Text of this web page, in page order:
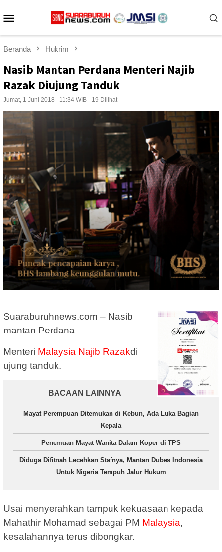
ke
Beranda Hukrim
Nasib Mantan Perdana Menteri Najib
Razak Diujung Tanduk
Jumat, 1 Juni 2018 - 11:34 WIB 19 Dilihat
Suaraburuhnews.com – Nasib
mantan Perdana
Menteri Malaysia Najib Razakdi
ujung tanduk.
BACAAN LAINNYA
Mayat Perempuan Ditemukan di Kebun, Ada Luka Bagian
Kepala
Penemuan Mayat Wanita Dalam Koper di TPS
Diduga Difitnah Lecehkan Stafnya, Mantan Dubes Indonesia
Untuk Nigeria Tempuh Jalur Hukum
Usai menyerahkan tampuk kekuasaan kepada
Mahathir Mohamad sebagai PM Malaysia,
kesalahannya terus dibongkar.